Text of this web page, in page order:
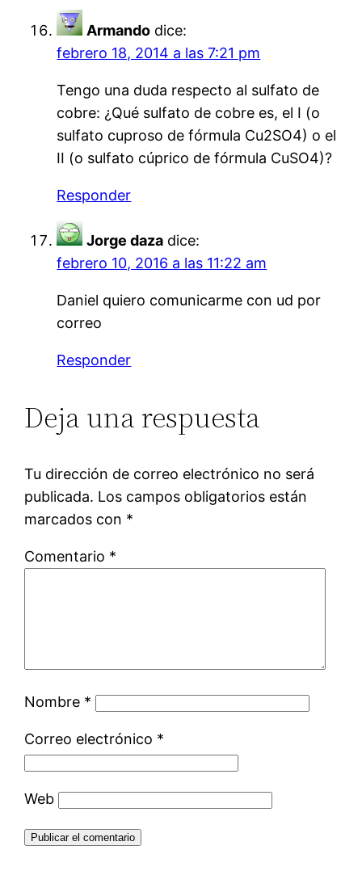
Armando dice:
febrero 18, 2014 a las 7:21 pm
Tengo una duda respecto al sulfato de
cobre: ¿Qué sulfato de cobre es, el I (o
sulfato cuproso de fórmula Cu2SO4) o el
II (o sulfato cúprico de fórmula CuSO4)?
Responder
Jorge daza dice:
febrero 10, 2016 a las 11:22 am
Daniel quiero comunicarme con ud por
correo
Responder
Deja una respuesta
Tu dirección de correo electrónico no será
publicada. Los campos obligatorios están
marcados con *
Comentario *
Nombre *
Correo electrónico *
Web